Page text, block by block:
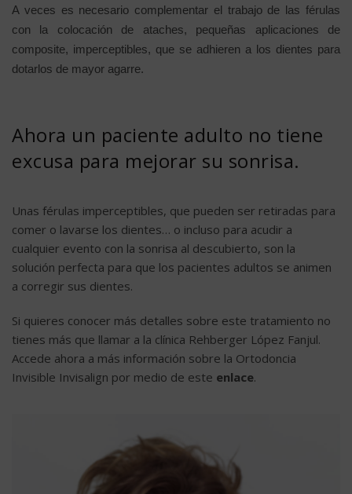
A veces es necesario complementar el trabajo de las férulas
con la colocación de ataches, pequeñas aplicaciones de
composite, imperceptibles, que se adhieren a los dientes para
dotarlos de mayor agarre.
Ahora un paciente adulto no tiene
excusa para mejorar su sonrisa.
Unas férulas imperceptibles, que pueden ser retiradas para
comer o lavarse los dientes… o incluso para acudir a
cualquier evento con la sonrisa al descubierto, son la
solución perfecta para que los pacientes adultos se animen
a corregir sus dientes.
Si quieres conocer más detalles sobre este tratamiento no
tienes más que llamar a la clínica Rehberger López Fanjul.
Accede ahora a más información sobre la Ortodoncia
Invisible Invisalign por medio de este enlace.